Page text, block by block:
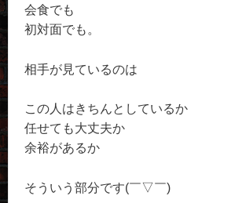
会食でも
初対面でも。
相手が見ているのは
この人はきちんとしているか
任せても大丈夫か
余裕があるか
そういう部分です(￣▽￣)